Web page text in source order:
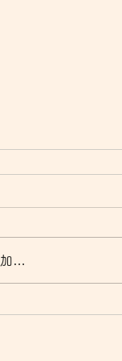
で 大阪杯G1 予
…